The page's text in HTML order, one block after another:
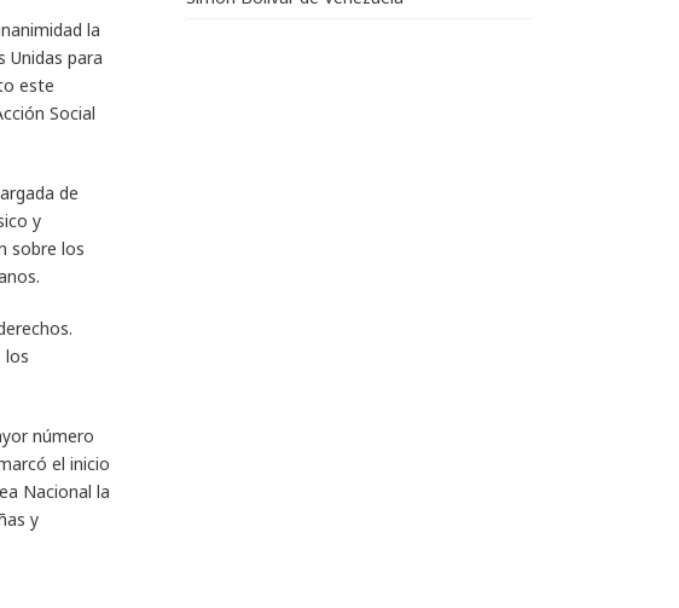
la
Unidas para
este
Social
de
y
sobre los
los
número
el inicio
Nacional la
y